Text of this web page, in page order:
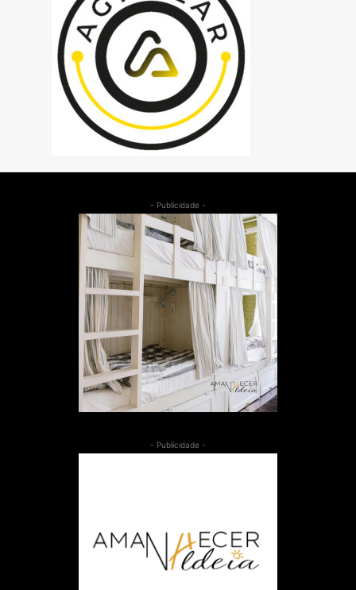
- Publicidade -
- Publicidade -